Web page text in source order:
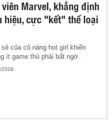
Marvel, khẳng định
hiệu, cực "kết" thể loại
sẻ của cô nàng hot girl khiến
ít game thủ phải bất ngờ.
2026